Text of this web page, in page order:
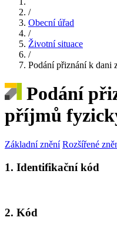
/
Obecní úřad
/
Životní situace
/
Podání přiznání k
Podání
příjmů
Základní znění Rozšířené
1. Identifikační kód
2. Kód